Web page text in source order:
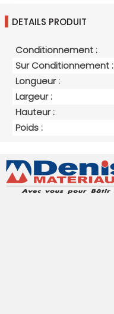
DETAILS PRODUIT
Conditionnement :
Sur Conditionnement :
Longueur :
Largeur :
Hauteur :
Poids :